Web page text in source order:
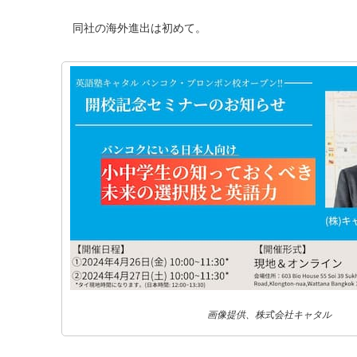
同社の海外進出は初めて。
画像提供、株式会社キャタル